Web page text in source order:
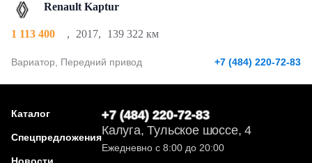
Renault Kaptur
1 113 400 , 2017, 139 322 км
Вариатор, Передний привод +7 (484) 220-72-83
Каталог
Спецпредложения
+7 (484) 220-72-83
Калуга, Тульское шоссе, 4
Ежедневно с 8:00 до 20:00